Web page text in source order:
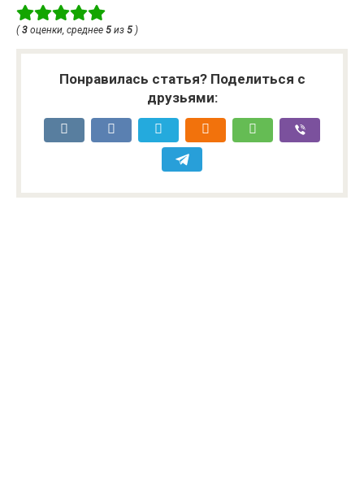
(3 оценки, среднее 5 из 5 )
Понравилась статья? Поделиться с
друзьями: